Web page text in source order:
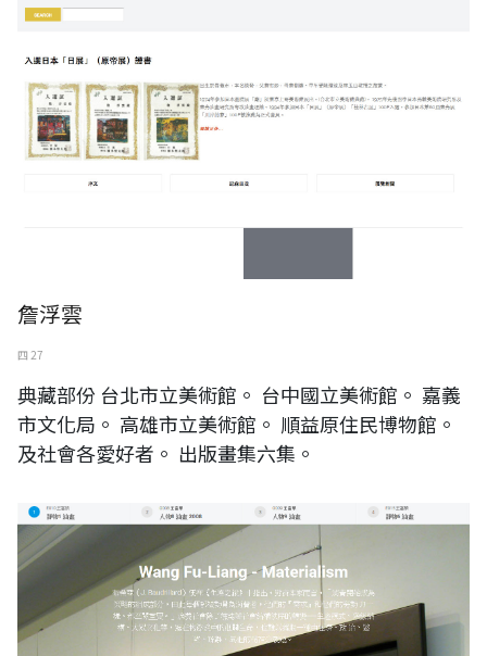
詹浮雲
四 27
典藏部份 台北市立美術館。 台中國立美術館。 嘉義
市文化局。 高雄市立美術館。 順益原住民博物館。
及社會各愛好者。 出版畫集六集。